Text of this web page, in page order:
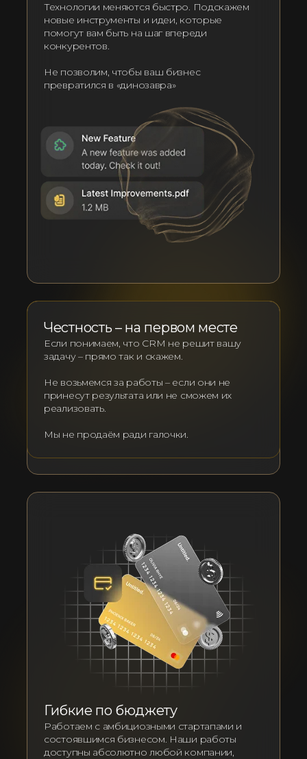
Технологии меняются быстро. Подскажем
новые инструменты и идеи, которые
помогут вам быть на шаг впереди
конкурентов.
Не позволим, чтобы ваш бизнес
превратился в «динозавра»
Гибкие по бюджету
Работаем с амбициозными стартапами и
состоявшимся бизнесом. Наши работы
доступны абсолютно любой компании,
Честность – на первом месте
Если понимаем, что CRM не решит вашу
задачу – прямо так и скажем.
Не возьмемся за работы – если они не
принесут результата или не сможем их
реализовать.
Мы не продаём ради галочки.